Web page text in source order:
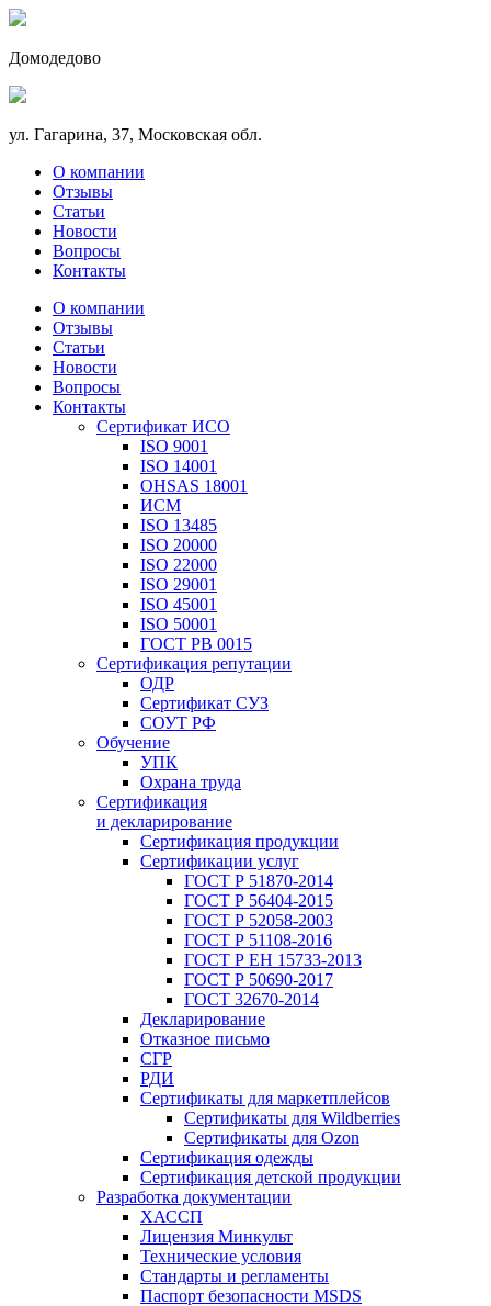
Домодедово
ул. Гагарина, 37, Московская обл.
О компании
Отзывы
Статьи
Новости
Вопросы
Контакты
О компании
Отзывы
Статьи
Новости
Вопросы
Контакты
Сертификат ИСО
ISO 9001
ISO 14001
OHSAS 18001
ИСМ
ISO 13485
ISO 20000
ISO 22000
ISO 29001
ISO 45001
ISO 50001
ГОСТ РВ 0015
Сертификация репутации
ОДР
Сертификат СУЗ
СОУТ РФ
Обучение
УПК
Охрана труда
Сертификация
и декларирование
Сертификация продукции
Сертификации услуг
ГОСТ Р 51870-2014
ГОСТ Р 56404-2015
ГОСТ Р 52058-2003
ГОСТ Р 51108-2016
ГОСТ Р ЕН 15733-2013
ГОСТ Р 50690-2017
ГОСТ 32670-2014
Декларирование
Отказное письмо
СГР
РДИ
Сертификаты для маркетплейсов
Сертификаты для Wildberries
Сертификаты для Ozon
Сертификация одежды
Сертификация детской продукции
Разработка документации
ХАССП
Лицензия Минкульт
Технические условия
Стандарты и регламенты
Паспорт безопасности MSDS